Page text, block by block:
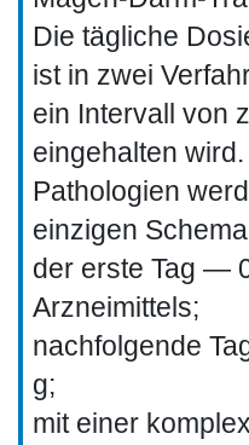
Die tägliche
ist in zwei
ein Intervall von
eingehalten wird.
Pathologien
einzigen
der erste Tag —
Arzneimittels;
nachfolgende
g;
mit einer